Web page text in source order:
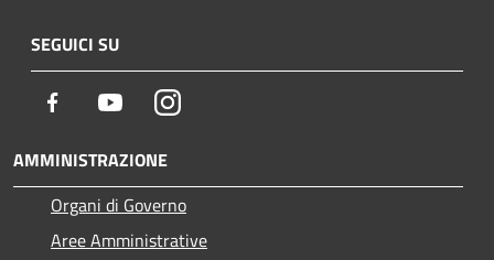
SEGUICI SU
Facebook YoutubeInstagram
AMMINISTRAZIONE
Organi di Governo
Aree Amministrative